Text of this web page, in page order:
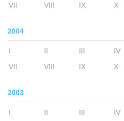
VII
VIII IX X
2004
I II III IV
VII
VIII IX X
2003
I II III IV